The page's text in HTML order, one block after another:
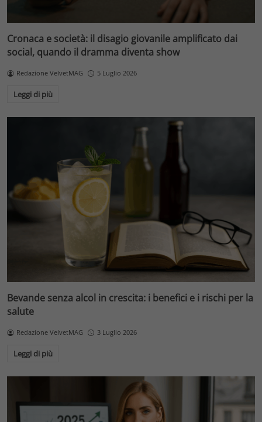
Cronaca e società: il disagio giovanile amplificato dai
social, quando il dramma diventa show
Redazione VelvetMAG 5 Luglio 2026
Leggi di più
Bevande senza alcol in crescita: i benefici e i rischi per la
salute
Redazione VelvetMAG 3 Luglio 2026
Leggi di più